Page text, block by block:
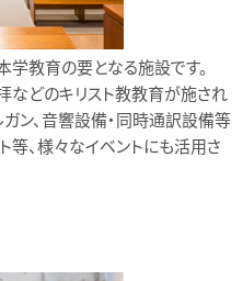
学教育の要となる施設です。
などのキリスト教教育が施され
ガン、音響設備・同時通訳設備等
等、様々なイベントにも活用さ